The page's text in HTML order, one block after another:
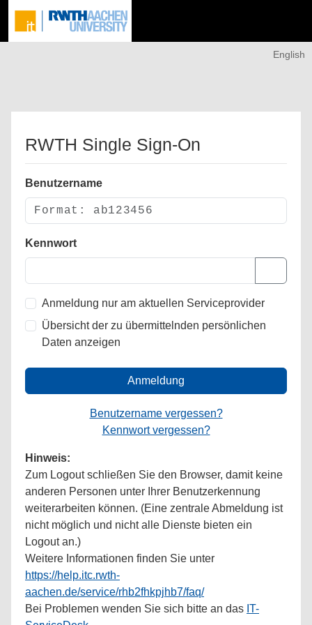
English
RWTH Single Sign-On
Benutzername
Kennwort
Anmeldung nur am aktuellen Serviceprovider
Übersicht der zu übermittelnden persönlichen
Daten anzeigen
Anmeldung
Benutzername vergessen?
Kennwort vergessen?
Hinweis:
Zum Logout schließen Sie den Browser, damit keine
anderen Personen unter Ihrer Benutzerkennung
weiterarbeiten können. (Eine zentrale Abmeldung ist
nicht möglich und nicht alle Dienste bieten ein
Logout an.)
Weitere Informationen finden Sie unter
https://help.itc.rwth-
aachen.de/service/rhb2fhkpjhb7/faq/
Bei Problemen wenden Sie sich bitte an das IT-